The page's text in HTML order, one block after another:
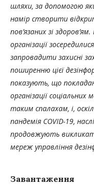
шляхи, за допомогою
намір створити
пов’язаних зі
організації
запровадити захисні
поширенню цієї
показують, що
організації
таким спалахам, і,
пандемія COVID-19,
продовжують
мереж управління
Завантаження